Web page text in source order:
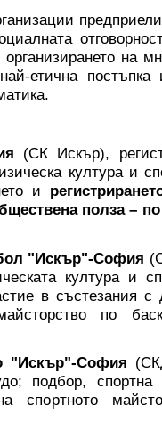
на
етична
(СК Искър),
култура и
и
полза –
"Искър"-София
култура и
в състезания
по
"Искър"-София
подбор, спортна
спортното